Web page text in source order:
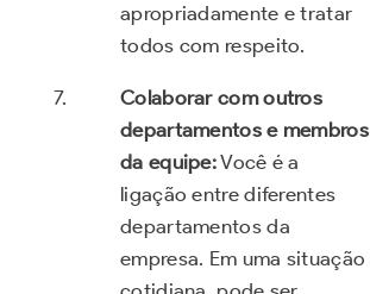
apropriadamente e tratar
todos com respeito.
Colaborar com outros
departamentos e membros
da equipe:Você é a
ligação entre diferentes
departamentos da
empresa. Em uma situação